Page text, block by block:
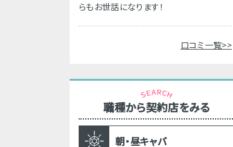
らもお世話になります！
口コミ一覧>>
職種から契約店をみる
朝・昼キャバ